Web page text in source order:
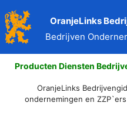
naar
de
inhoud
OranjeLinks
Bedrijven
Producten Diensten
OranjeLinks
ondernemingen en